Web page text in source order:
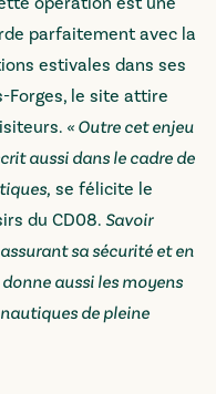
parfaitement avec la
estivales dans ses
Forges, le site attire
« Outre cet enjeu
aussi dans le cadre de
se félicite le
du CD08. Savoir
sa sécurité et en
aussi les moyens
de pleine